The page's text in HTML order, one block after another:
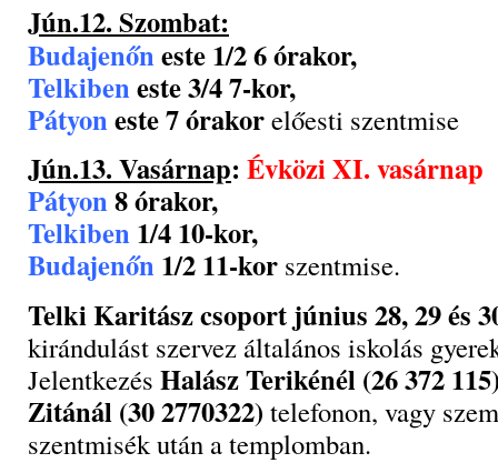
Jún.12. Szombat:
Budajenőneste 1/2 6 órakor,
Telkibeneste 3/4 7-kor,
Pátyoneste 7 órakorelőesti szentmise
Jún.13. Vasárnap: Évközi XI. vasárnap
Pátyon8 órakor,
Telkiben 1/4 10-kor,
Budajenőn 1/2 11-kor szentmise.
Telki Karitász csoport június 28, 29 és
kirándulást szervez általános iskolás
Jelentkezés Halász Terikénél (26 372
Zitánál (30 2770322) telefonon, vagy
szentmisék után a templomban.